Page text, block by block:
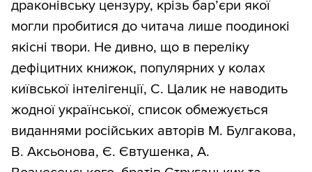
драконівську цензуру, крізь бар’єри якої
могли пробитися до читача лише поодинокі
якісні твори. Не дивно, що в переліку
дефіцитних книжок, популярних у колах
київської інтелігенції, С. Цалик не наводить
жодної української, список обмежується
виданнями російських авторів М. Булгакова,
В. Аксьонова, Є. Євтушенка, А.